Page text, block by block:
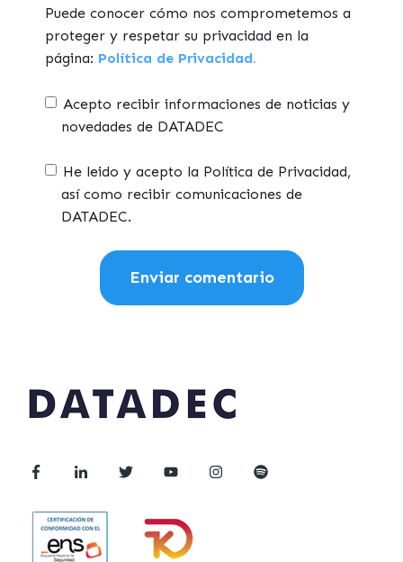
Puede conocer cómo nos comprometemos a
proteger y respetar su privacidad en la
página: Política de Privacidad.
Acepto recibir informaciones de noticias y
novedades de DATADEC
He leido y acepto la Política de Privacidad,
así como recibir comunicaciones de
DATADEC.